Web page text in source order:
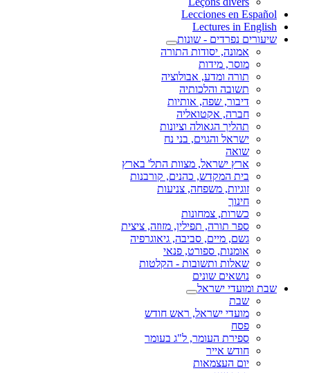
Lecciones en Español
Lectures in English
שיעורים נפרדים - שונות
אמונה, יסודות התורה
מוסר, מידות
תורה ומדע, אבולוציה
תשובה והלכותיה
דיבור, שפה, אותיות
חברה, אקטואליה
תהליך הגאולה וציונות
ישראל והגוים, בני נח
שואה
ארץ ישראל, מצוות התל' בארץ
בית המקדש, כהנים, קורבנות
זוגיות, משפחה, צניעות
חינוך
כשרות, צמחונות
ספר תורה, תפילין, מזוזה, ציצית
גשם, מיים, סביבה, גיאוגרפיה
אומנות, ספורט, פנאי
שאלות ותשובות - הקלטות
נושאים שונים
שבת ומועדי ישראל
שבת
מועדי ישראל, ראש חודש
פסח
ספירת העומר, ל"ג בעומר
חודש אייר
יום העצמאות